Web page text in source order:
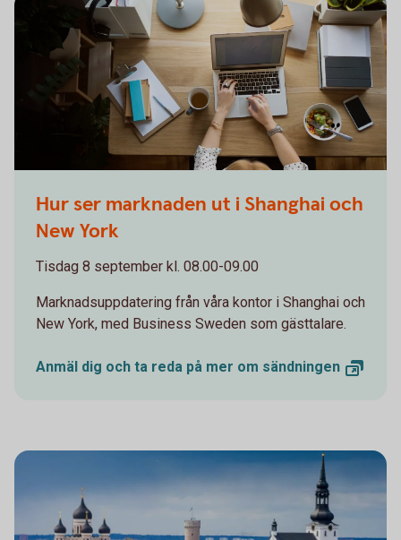
Hur ser marknaden ut i Shanghai och
New York
Tisdag 8 september kl. 08.00-09.00
Marknadsuppdatering från våra kontor i Shanghai och
New York, med Business Sweden som gästtalare.
Anmäl dig och ta reda på mer om sändningen